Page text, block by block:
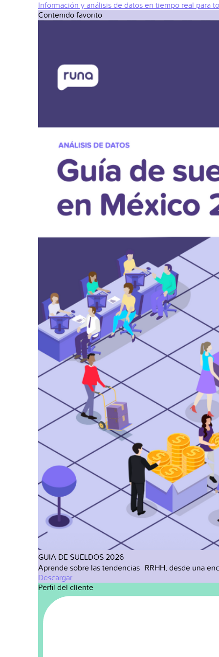
Información y análisis de datos en tiempo real para
Contenido favorito
GUIA DE SUELDOS 2026
Aprende sobre las tendencias RRHH, desde una
Descargar
Perfil del cliente